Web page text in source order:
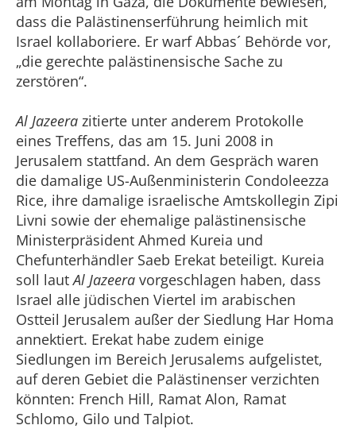
dass die Palästinenserführung heimlich mit
Israel kollaboriere. Er warf Abbas´ Behörde vor,
„die gerechte palästinensische Sache zu
zerstören“.
Al Jazeera zitierte unter anderem Protokolle
eines Treffens, das am 15. Juni 2008 in
Jerusalem stattfand. An dem Gespräch waren
die damalige US-Außenministerin Condoleezza
Rice, ihre damalige israelische Amtskollegin Zipi
Livni sowie der ehemalige palästinensische
Ministerpräsident Ahmed Kureia und
Chefunterhändler Saeb Erekat beteiligt. Kureia
soll lautAl Jazeera vorgeschlagen haben, dass
Israel alle jüdischen Viertel im arabischen
Ostteil Jerusalem außer der Siedlung Har Homa
annektiert. Erekat habe zudem einige
Siedlungen im Bereich Jerusalems aufgelistet,
auf deren Gebiet die Palästinenser verzichten
könnten: French Hill, Ramat Alon, Ramat
Schlomo, Gilo und Talpiot.